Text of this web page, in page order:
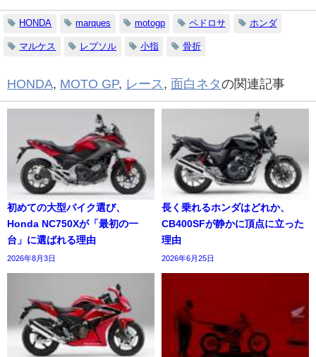
HONDA marques motogp ペドロサ ホンダ
マルケス レプソル 小指 骨折
HONDA, MOTO GP, レース , 面白ネタの関連記事
初めての大型バイク選び、
Honda NC750Xが「最初の一
台」に選ばれる理由
2026年8月3日
長く乗れるホンダはどれか、
CB400SFが静かに頂点に立った
理由
2026年6月25日